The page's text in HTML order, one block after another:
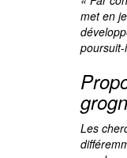
met en
poursuit-
Les